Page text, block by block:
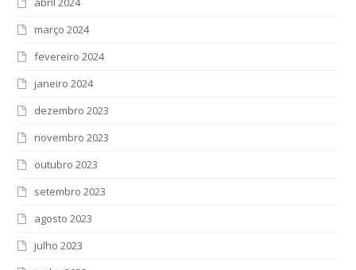
março 2024
fevereiro 2024
janeiro 2024
dezembro 2023
novembro 2023
outubro 2023
setembro 2023
agosto 2023
julho 2023